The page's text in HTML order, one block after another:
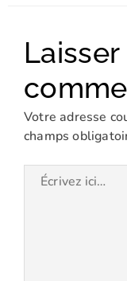
Laisser
Votre adresse
champs
Écrivez